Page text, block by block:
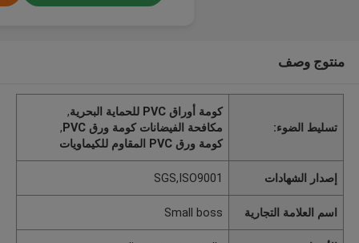
منتوج وصف
تسليط الضوء:
كومة أوراق PVC للحماية البحرية
,
مكافحة الفيضانات كومة ورق PVC
,
كومة ورق PVC المقاوم للكيماويات
إصدار الشهادات SGS,ISO9001
اسم العلامة التجارية Small boss